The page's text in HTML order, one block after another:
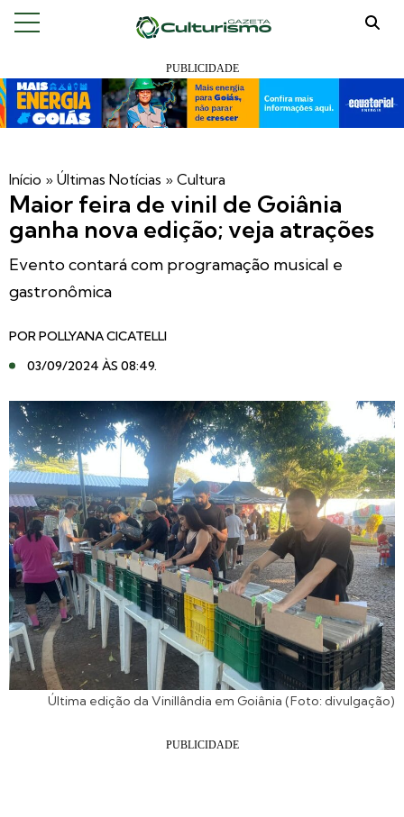
Início » Últimas Notícias » Cultura
Maior feira de vinil de Goiânia
ganha nova edição; veja atrações
Evento contará com programação musical e
gastronômica
PORPOLLYANA CICATELLI
03/09/2024 ÀS 08:49.
Última edição da Vinillândia em Goiânia (Foto: divulgação)